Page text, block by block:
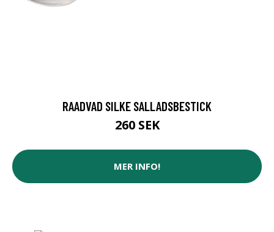
RAADVAD SILKE SALLADSBESTICK
260 SEK
MER INFO!